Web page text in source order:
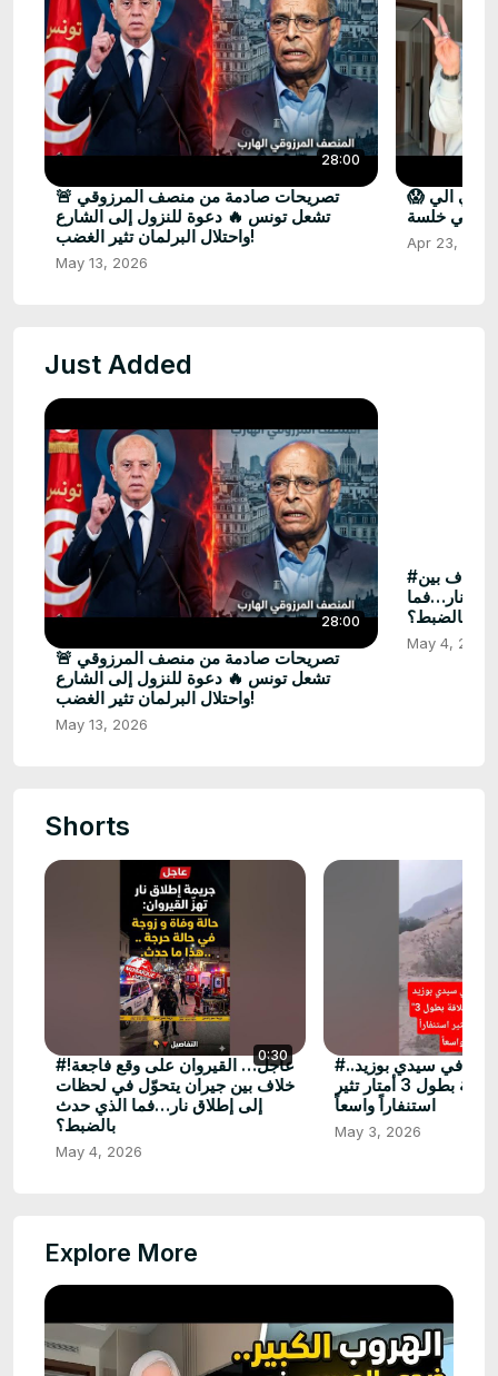
28:00
🚨 تصريحات صادمة من منصف المرزوقي
تشعل تونس 🔥 دعوة للنزول إلى الشارع
واحتلال البرلمان تثير الغضب!
May 13, 2026
😱 صدمة للجميع.. هروب ضحى العريبي الي
Apr 23, 2026
Just Added
28:00
🚨 تصريحات صادمة من منصف المرزوقي
تشعل تونس 🔥 دعوة للنزول إلى الشارع
واحتلال البرلمان تثير الغضب!
May 13, 2026
#عاجل… القيروان على وقع فاجعة!خلاف بين
نار…فما
بالضبط؟
May 4, 2026
Shorts
0:30
#عاجل… القيروان على وقع فاجعة!
خلاف بين جيران يتحوّل في لحظات
إلى إطلاق نار…فما الذي حدث
بالضبط؟
May 4, 2026
#عاجل / رعب في سيدي بوزيد..
"كوبرا" عملاقة بطول 3 أمتار تثير
استنفاراً واسعاً
May 3, 2026
Explore More